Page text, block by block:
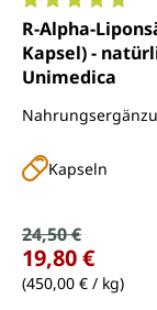
R-Alpha-
Kapsel) -
Unimedica
Kapseln
Verkaufspreis:
Regulärer Preis:
24,50 €
19,80 €
(450,00 € / kg)